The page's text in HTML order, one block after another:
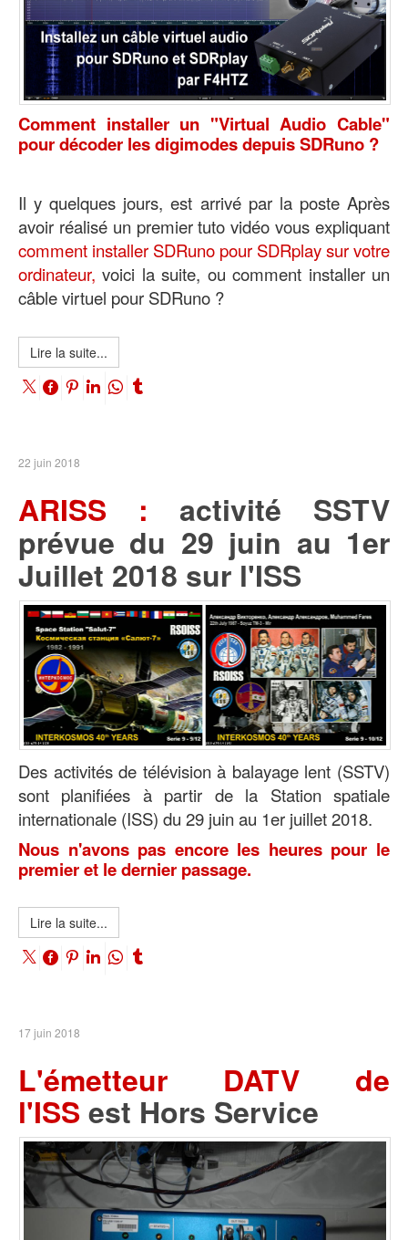
Comment installer un "Virtual Audio Cable"
pour décoder les digimodes depuis SDRuno ?
Il y quelques jours, est arrivé par la poste Après
avoir réalisé un premier tuto vidéo vous expliquant
comment installer SDRuno pour SDRplay sur votre
ordinateur, voici la suite, ou comment installer un
câble virtuel pour SDRuno ?
Lire la suite...
22 juin 2018
ARISS : activité SSTV
prévue du 29 juin au 1er
Juillet 2018 sur l'ISS
Des activités de télévision à balayage lent (SSTV)
sont planifiées à partir de la Station spatiale
internationale (ISS) du 29 juin au 1er juillet 2018.
Nous n'avons pas encore les heures pour le
premier et le dernier passage.
Lire la suite...
17 juin 2018
L'émetteur DATV de
l'ISSest Hors Service